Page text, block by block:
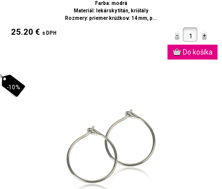
Farba: modrá
Materiál: lekársky titán, krištály
Rozmery: priemer krúžkov: 14 mm, p...
25.20 € s DPH
-10%